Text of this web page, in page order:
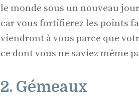
le monde sous un nouveau
car vous fortifierez les points
viendront à vous parce que
ce dont vous ne saviez même
2. Gémeaux